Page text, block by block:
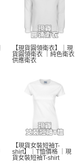
【現貨圓領衛衣】｜現
貨圓領衛衣 ｜純色衛衣
供應衛衣
【現貨女裝短袖T-
shirt】｜T恤價格 ｜現
貨女裝短袖T-shirt